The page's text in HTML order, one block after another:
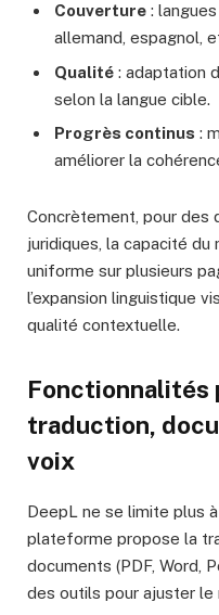
Couverture :
allemand, espagnol,
Qualité : adaptation
selon la langue cible.
Progrès continus :
améliorer la
Concrètement, pour des
juridiques, la capacité du
uniforme sur plusieurs
l’expansion linguistique
qualité contextuelle.
Fonctionnalités
traduction,
voix
DeepL ne se limite plus
plateforme propose la
documents (PDF, Word,
des outils pour ajuster